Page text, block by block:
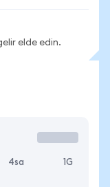
elde edin.
4sa 1G